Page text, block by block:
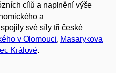
cílů a naplnění výše
a
své síly tři české
v Olomouci, Masarykova
Králové.